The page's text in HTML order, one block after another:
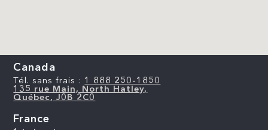
Canada
Tél. sans frais : 1 888 250-1850
135 rue Main, North Hatley,
Québec, J0B 2C0
France